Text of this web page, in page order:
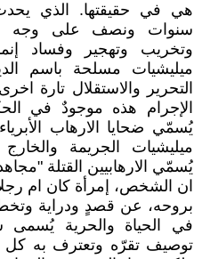
هي في حقيقتها. الذي
سنوات ونصف على وجه
وتخريب وتهجير وفساد
ميليشيات مسلحة باسم
التحرير والاستقلال تارة
الإجرام هذه موجودٌ في
يُسمّي ضحايا الارهاب
ميليشيات الجريمة
يُسمّي الارهابيين القتلة
ان الشخص، إمرأة كان ام
بروحه، عن قصدٍ ودراية
في الحياة والحرية يُسمى
توصيف تقرّه وتعترف به كل